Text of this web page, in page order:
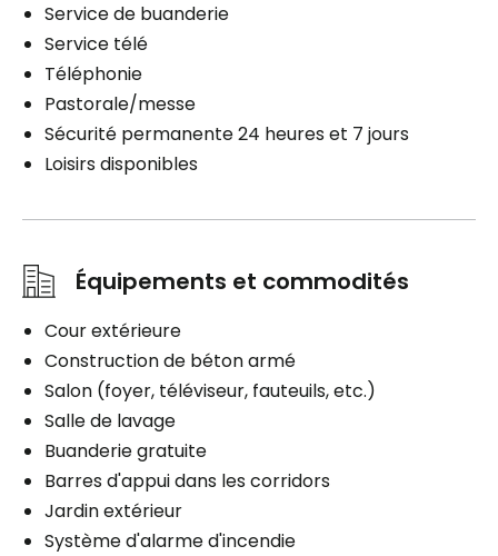
Service de buanderie
Service télé
Téléphonie
Pastorale/messe
Sécurité permanente 24 heures et 7 jours
Loisirs disponibles
Équipements et commodités
Cour extérieure
Construction de béton armé
Salon (foyer, téléviseur, fauteuils, etc.)
Salle de lavage
Buanderie gratuite
Barres d'appui dans les corridors
Jardin extérieur
Système d'alarme d'incendie